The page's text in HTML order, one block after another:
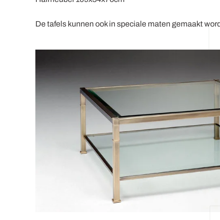
De tafels kunnen ook in speciale maten gemaakt